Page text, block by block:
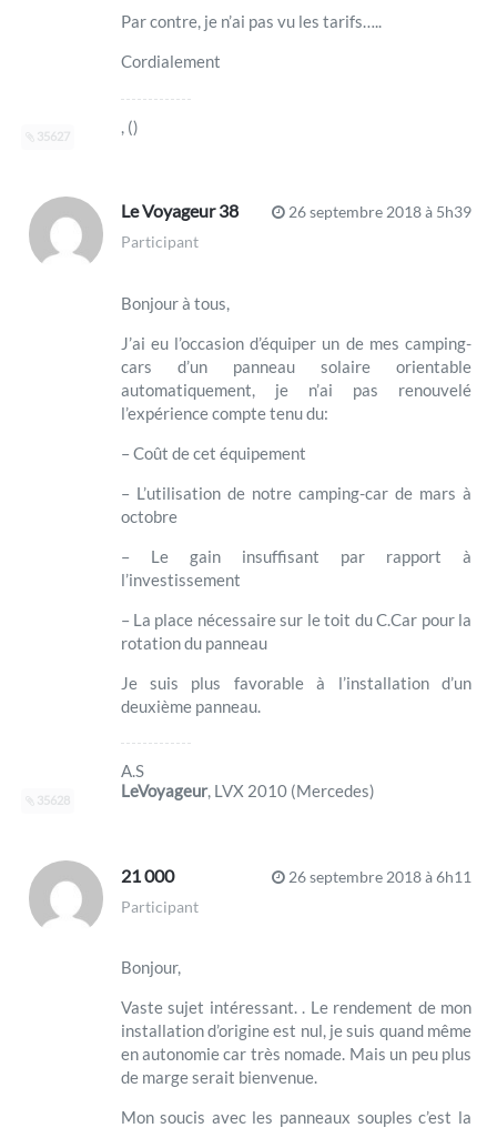
35627
Par contre, je n’ai pas vu les tarifs…..
Cordialement
, ()
26 septembre 2018 à 5h39
Le Voyageur 38
Participant
35628
Bonjour à tous,
J’ai eu l’occasion d’équiper un de mes camping-
cars d’un panneau solaire orientable
automatiquement, je n’ai pas renouvelé
l’expérience compte tenu du:
– Coût de cet équipement
– L’utilisation de notre camping-car de mars à
octobre
– Le gain insuffisant par rapport à
l’investissement
– La place nécessaire sur le toit du C.Car pour la
rotation du panneau
Je suis plus favorable à l’installation d’un
deuxième panneau.
A.S
LeVoyageur, LVX 2010 (Mercedes)
26 septembre 2018 à 6h11
21 000
Participant
Bonjour,
Vaste sujet intéressant. . Le rendement de mon
installation d’origine est nul, je suis quand même
en autonomie car très nomade. Mais un peu plus
de marge serait bienvenue.
Mon soucis avec les panneaux souples c’est la